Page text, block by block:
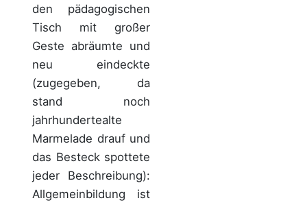
den pädagogischen
Tisch mit großer
Geste abräumte und
neu eindeckte
(zugegeben, da
stand noch
jahrhundertealte
Marmelade drauf und
das Besteck spottete
jeder Beschreibung):
Allgemeinbildung ist